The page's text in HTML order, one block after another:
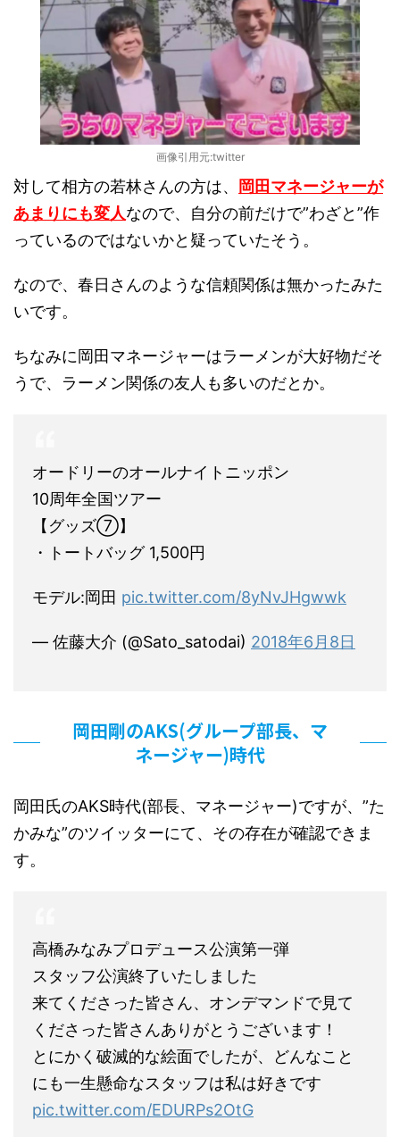
画像引用元:twitter
対して相方の若林さんの方は、 岡田マネージャーが
あまりにも変人なので、自分の前だけで”わざと”作
っているのではないかと疑っていたそう。
なので、春日さんのような信頼関係は無かったみた
いです。
ちなみに岡田マネージャーはラーメンが大好物だそ
うで、ラーメン関係の友人も多いのだとか。
オードリーのオールナイトニッポン
10周年全国ツアー
【グッズ⑦】
・トートバッグ 1,500円
モデル:岡田 pic.twitter.com/8yNvJHgwwk
— 佐藤大介 (@Sato_satodai) 2018年6月8日
岡田剛のAKS(グループ部長、マ
ネージャー)時代
岡田氏のAKS時代(部長、マネージャー)ですが、”た
かみな”のツイッターにて、その存在が確認できま
す。
高橋みなみプロデュース公演第一弾
スタッフ公演終了いたしました
来てくださった皆さん、オンデマンドで見て
くださった皆さんありがとうございます！
とにかく破滅的な絵面でしたが、どんなこと
にも一生懸命なスタッフは私は好きです
pic.twitter.com/EDURPs2OtG